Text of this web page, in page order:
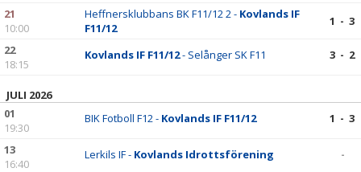
21
10:00
Heffnersklubbans BK F11/12 2 - Kovlands IF
F11/12
1 - 3
22
18:15
Kovlands IF F11/12- Selånger SK F11 3 - 2
JULI 2026
01
19:30
BIK Fotboll F12 - Kovlands IF F11/12 1 - 3
13
16:40
Lerkils IF - Kovlands Idrottsförening -